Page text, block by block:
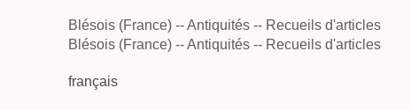
Blésois (France) -- Antiquités -- Recueils d'articles
Blésois (France) -- Antiquités -- Recueils d'articles
français